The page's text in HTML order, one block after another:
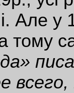
Але у
тому